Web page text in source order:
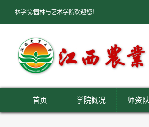
林学院/园林与艺术学院欢迎您！
首页 学院概况 师资